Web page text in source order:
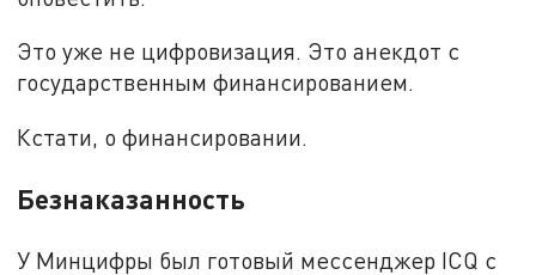
Это уже не цифровизация. Это анекдот с
государственным финансированием.
Кстати, о финансировании.
Безнаказанность
У Минцифры был готовый мессенджер ICQ с